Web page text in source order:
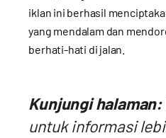
iklan ini berhasil
yang mendalam dan
berhati-hati di jalan.
Kunjungi halaman:
untuk informasi